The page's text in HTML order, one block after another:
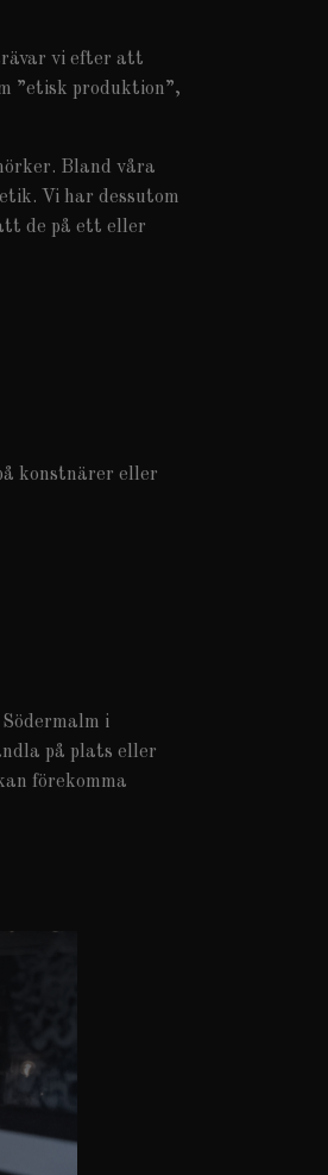
vi efter att
”etisk produktion”,
Bland våra
Vi har dessutom
de på ett eller
konstnärer eller
i
på plats eller
förekomma